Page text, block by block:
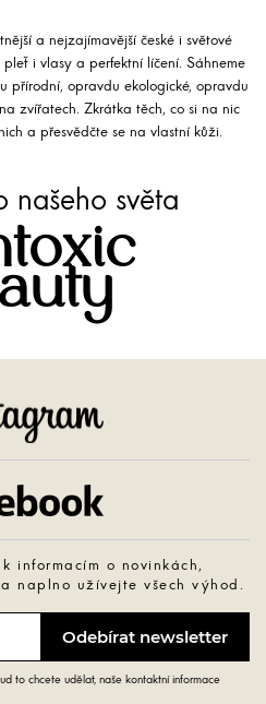
a nejzajímavější české i světové
i vlasy a perfektní líčení. Sáhneme
přírodní, opravdu ekologické, opravdu
zvířatech. Zkrátka těch, co si na nic
a přesvědčte se na vlastní kůži.
našeho světa
informacím o novinkách,
naplno užívejte všech výhod.
to chcete udělat, naše kontaktní informace